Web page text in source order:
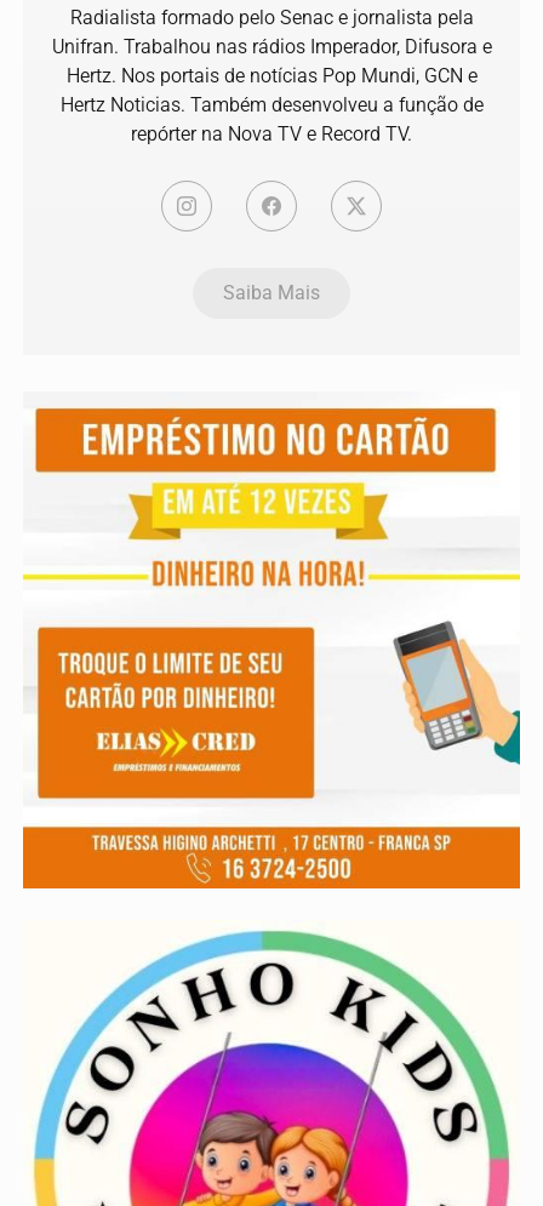
Radialista formado pelo Senac e jornalista pela
Unifran. Trabalhou nas rádios Imperador, Difusora e
Hertz. Nos portais de notícias Pop Mundi, GCN e
Hertz Noticias. Também desenvolveu a função de
repórter na Nova TV e Record TV.
Saiba Mais